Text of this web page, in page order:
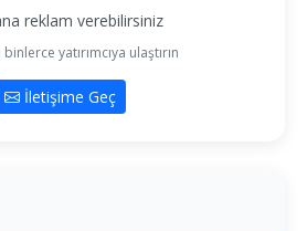
reklam verebilirsiniz
binlerce yatırımcıya ulaştırın
İletişime Geç